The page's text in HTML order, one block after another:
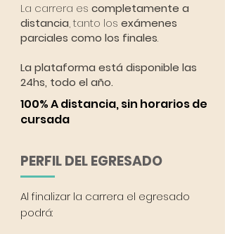
La carrera es completamente a
distancia, tanto los exámenes
parciales como los finales.
La plataforma está disponible las
24hs, todo el año.
100% A distancia, sin horarios de
cursada
PERFIL DEL EGRESADO
Al finalizar la carrera el egresado
podrá: